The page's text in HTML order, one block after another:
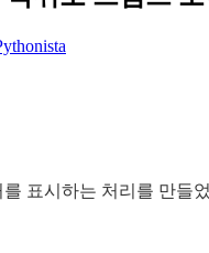
표시하는 처리를 만들